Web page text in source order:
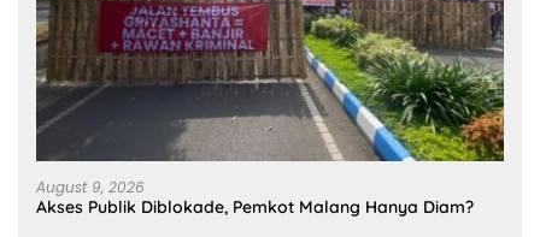
August 9, 2026
Akses Publik Diblokade, Pemkot Malang Hanya Diam?